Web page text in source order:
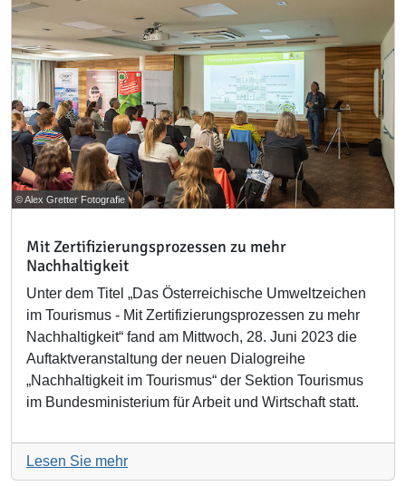
© Alex Gretter Fotografie
Mit Zertifizierungsprozessen zu mehr
Nachhaltigkeit
Unter dem Titel „Das Österreichische Umweltzeichen
im Tourismus - Mit Zertifizierungsprozessen zu mehr
Nachhaltigkeit“ fand am Mittwoch, 28. Juni 2023 die
Auftaktveranstaltung der neuen Dialogreihe
„Nachhaltigkeit im Tourismus“ der Sektion Tourismus
im Bundesministerium für Arbeit und Wirtschaft statt.
Lesen Sie mehr